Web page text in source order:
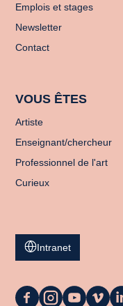
Emplois et stages
Newsletter
Contact
VOUS ÊTES
Artiste
Enseignant/chercheur
Professionnel de l'art
Curieux
Intranet
La La La La La